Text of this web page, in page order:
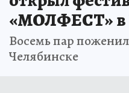
«МОЛФЕСТ» в
Восемь пар
Челябинске